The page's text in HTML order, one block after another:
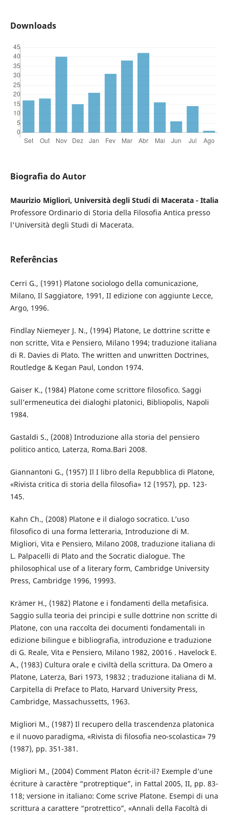
Downloads
Biografia do Autor
Maurizio Migliori, Università degli Studi di Macerata - Italia
Professore Ordinario di Storia della Filosofia Antica presso
l'Università degli Studi di Macerata.
Referências
Cerri G., (1991) Platone sociologo della comunicazione,
Milano, Il Saggiatore, 1991, II edizione con aggiunte Lecce,
Argo, 1996.
Findlay Niemeyer J. N., (1994) Platone, Le dottrine scritte e
non scritte, Vita e Pensiero, Milano 1994; traduzione italiana
di R. Davies di Plato. The written and unwritten Doctrines,
Routledge & Kegan Paul, London 1974.
Gaiser K., (1984) Platone come scrittore filosofico. Saggi
sull’ermeneutica dei dialoghi platonici, Bibliopolis, Napoli
1984.
Gastaldi S., (2008) Introduzione alla storia del pensiero
politico antico, Laterza, Roma.Bari 2008.
Giannantoni G., (1957) Il I libro della Repubblica di Platone,
«Rivista critica di storia della filosofia» 12 (1957), pp. 123-
145.
Kahn Ch., (2008) Platone e il dialogo socratico. L’uso
filosofico di una forma letteraria, Introduzione di M.
Migliori, Vita e Pensiero, Milano 2008, traduzione italiana di
L. Palpacelli di Plato and the Socratic dialogue. The
philosophical use of a literary form, Cambridge University
Press, Cambridge 1996, 19993.
Krämer H., (1982) Platone e i fondamenti della metafisica.
Saggio sulla teoria dei principi e sulle dottrine non scritte di
Platone, con una raccolta dei documenti fondamentali in
edizione bilingue e bibliografia, introduzione e traduzione
di G. Reale, Vita e Pensiero, Milano 1982, 20016 . Havelock E.
A., (1983) Cultura orale e civiltà della scrittura. Da Omero a
Platone, Laterza, Bari 1973, 19832 ; traduzione italiana di M.
Carpitella di Preface to Plato, Harvard University Press,
Cambridge, Massachussetts, 1963.
Migliori M., (1987) Il recupero della trascendenza platonica
e il nuovo paradigma, «Rivista di filosofia neo-scolastica» 79
(1987), pp. 351-381.
Migliori M., (2004) Comment Platon écrit-il? Exemple d’une
écriture à caractère “protreptique”, in Fattal 2005, II, pp. 83-
118; versione in italiano: Come scrive Platone. Esempi di una
scrittura a carattere “protrettico”, «Annali della Facoltà di